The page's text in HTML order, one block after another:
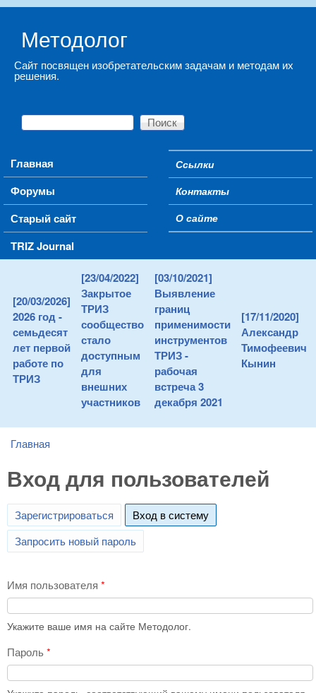
Методолог
Сайт посвящен изобретательским задачам и методам их
решения.
Форма поиска
Поиск
Main menu
Главная
Форумы
Старый сайт
TRIZ Journal
Secondary menu
Ссылки
Контакты
О сайте
[20/03/2026]
2026 год -
семьдесят
лет первой
работе по
ТРИЗ
[23/04/2022]
Закрытое
ТРИЗ
сообщество
стало
доступным
для
внешних
участников
[03/10/2021]
Выявление
границ
применимости
инструментов
ТРИЗ -
рабочая
встреча 3
декабря 2021
[17/11/2020]
Александр
Тимофеевич
Кынин
You are here
Главная
Вход для пользователей
Зарегистрироваться Вход в систему
Запросить новый пароль
Имя пользователя *
Укажите ваше имя на сайте Методолог.
Пароль*